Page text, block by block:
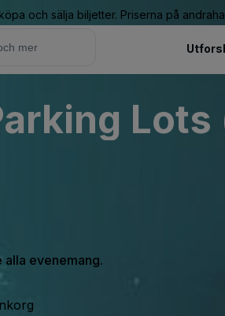
och sälja biljetter. Priserna på
alla evenemang.